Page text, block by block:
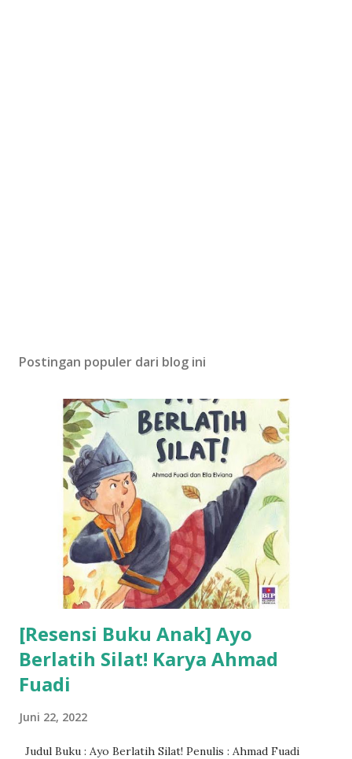
Postingan populer dari blog ini
[Resensi Buku Anak] Ayo
Berlatih Silat! Karya Ahmad
Fuadi
Juni 22, 2022
Judul Buku : Ayo Berlatih Silat! Penulis : Ahmad Fuadi